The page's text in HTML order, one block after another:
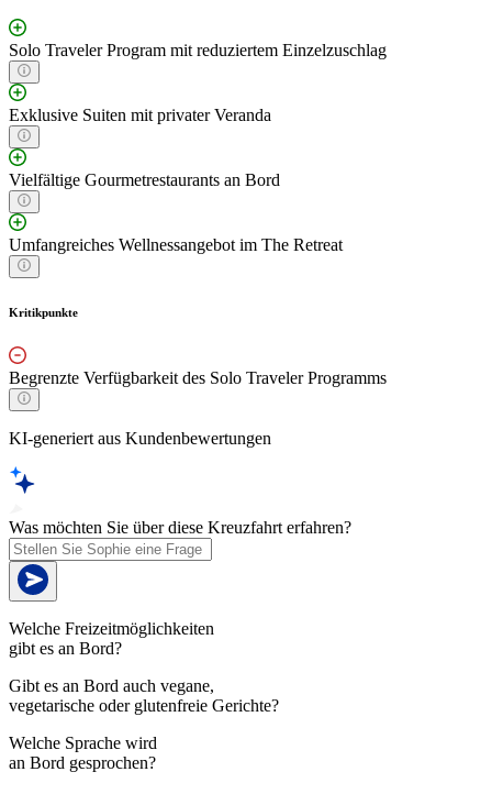
Solo Traveler Program mit reduziertem Einzelzuschlag
Exklusive Suiten mit privater Veranda
Vielfältige Gourmetrestaurants an Bord
Umfangreiches Wellnessangebot im The Retreat
Kritikpunkte
Begrenzte Verfügbarkeit des Solo Traveler Programms
KI-generiert aus Kundenbewertungen
Was möchten Sie über diese Kreuzfahrt erfahren?
Welche Freizeitmöglichkeiten
gibt es an Bord?
Gibt es an Bord auch vegane,
vegetarische oder glutenfreie Gerichte?
Welche Sprache wird
an Bord gesprochen?